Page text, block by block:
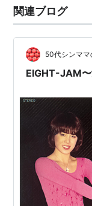
関連ブログ
50代シンママ
EIGHT-JAM